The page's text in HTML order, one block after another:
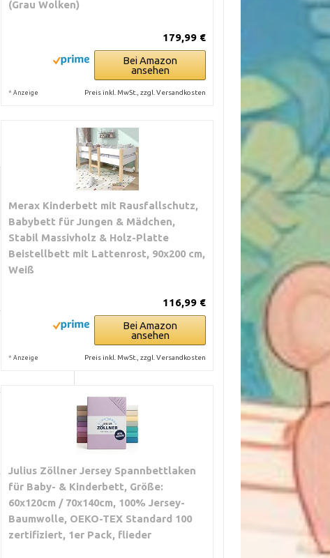
Normal bis
hoch. Gute
Option bei
Mittel. Nicht alle
Auf
Kindergewicht
ausgelegt. Für
Erwachsene
(Grau Wolken)
179,99 €
Bei Amazon
ansehen
* Anzeige Preis inkl. MwSt., zzgl. Versandkosten
Merax Kinderbett mit Rausfallschutz,
Babybett für Jungen & Mädchen,
Stabil Massivholz & Holz-Platte
Beistellbett mit Lattenrost, 90x200 cm,
Weiß
116,99 €
Bei Amazon
ansehen
* Anzeige Preis inkl. MwSt., zzgl. Versandkosten
Julius Zöllner Jersey Spannbettlaken
für Baby- & Kinderbett, Größe:
60x120cm / 70x140cm, 100% Jersey-
Baumwolle, OEKO-TEX Standard 100
zertifiziert, 1er Pack, flieder